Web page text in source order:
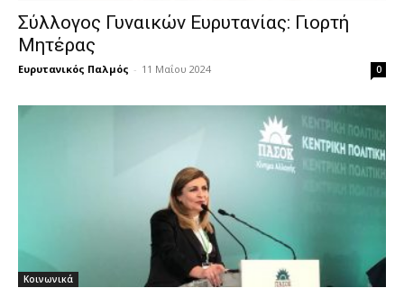
Σύλλογος Γυναικών Ευρυτανίας: Γιορτή
Μητέρας
Ευρυτανικός Παλμός - 11 Μαΐου 2024 0
Κοινωνικά